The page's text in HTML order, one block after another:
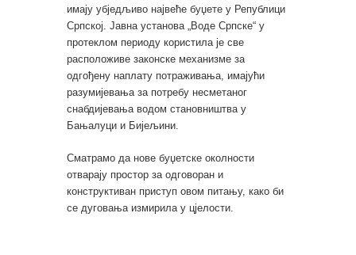
имају убједљиво највеће буџете у Републици
Српској. Јавна установа „Воде Српске“ у
протеклом периоду користила је све
расположиве законске механизме за
одгођену наплату потраживања, имајући
разумијевања за потребу несметаног
снабдијевања водом становништва у
Бањалуци и Бијељини.
Сматрамо да нове буџетске околности
отварају простор за одговоран и
конструктиван приступ овом питању, како би
се дуговања измирила у цјелости.